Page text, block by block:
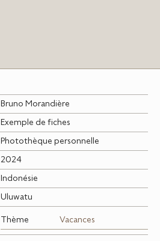
Bruno Morandière
Exemple de fiches
Photothèque personnelle
2024
Indonésie
Uluwatu
Thème Vacances